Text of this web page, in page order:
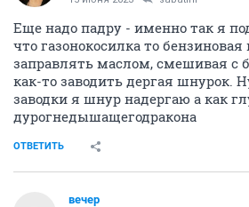
Еще надо падру - именно так я
что газонокосилка то бензиновая
заправлять маслом, смешивая с
как-то заводить дергая шнурок.
заводки я шнур надергаю а как
дурогнедышащегодракона
ОТВЕТИТЬ
вечер